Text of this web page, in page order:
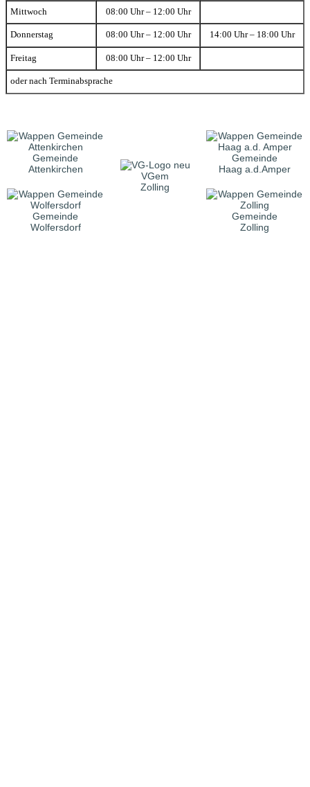
Mittwoch 08:00 Uhr – 12:00 Uhr
Donnerstag 08:00 Uhr – 12:00 Uhr 14:00 Uhr – 18:00 Uhr
Freitag 08:00 Uhr – 12:00 Uhr
oder nach Terminabsprache
Gemeinde
Attenkirchen
VGem
Zolling
Gemeinde
Haag a.d.Amper
Gemeinde
Wolfersdorf
Gemeinde
Zolling